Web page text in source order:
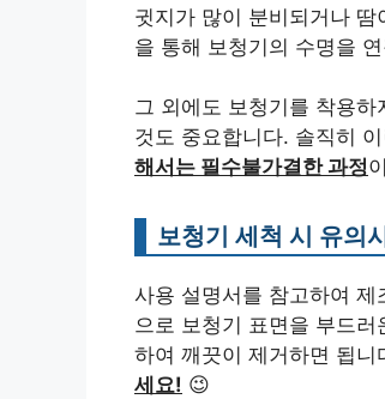
귓지가 많이 분비되거나
을 통해 보청기의 수명을
그 외에도 보청기를 착용
것도 중요합니다. 솔직히
해서는 필수불가결한 과정
보청기 세척 시 유의
사용 설명서를 참고하여
으로 보청기 표면을 부드
하여 깨끗이 제거하면 됩니
세요! 😉